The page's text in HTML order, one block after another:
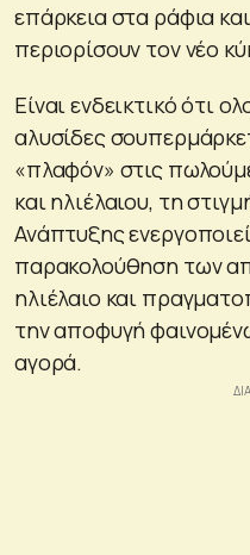
επάρκεια στα ράφια
περιορίσουν τον νέο
Είναι ενδεικτικό ότι
αλυσίδες
«πλαφόν» στις
και ηλιέλαιου, τη
Ανάπτυξης
παρακολούθηση των
ηλιέλαιο και
την αποφυγή
αγορά.